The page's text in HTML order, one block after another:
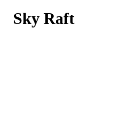
Sky Raft